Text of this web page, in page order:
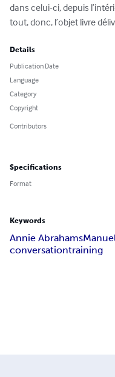
dans celui-ci, depuis
tout, donc, l’objet livre
Details
Publication Date
Language
Category
Copyright
Contributors
Specifications
Format
Keywords
Annie Abrahams
conversationtraining